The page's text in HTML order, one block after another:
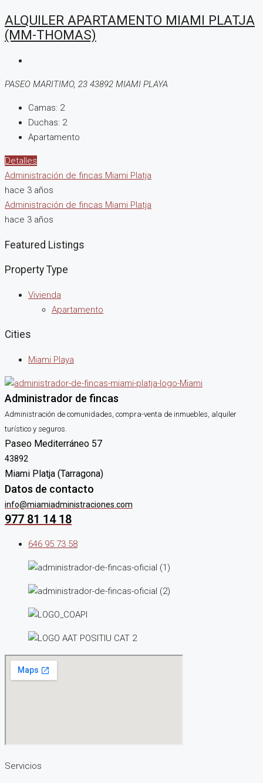
ALQUILER APARTAMENTO MIAMI PLATJA
(MM-THOMAS)
PASEO MARITIMO, 23 43892 MIAMI PLAYA
Camas: 2
Duchas: 2
Apartamento
Detalles
Administración de fincas Miami Platja
hace 3 años
Administración de fincas Miami Platja
hace 3 años
Featured Listings
Property Type
Vivienda
Apartamento
Cities
Miami Playa
Administrador de fincas
Administración de comunidades, compra-venta de inmuebles, alquiler
turístico y seguros.
Paseo Mediterráneo 57
43892
Miami Platja (Tarragona)
Datos de contacto
info@miamiadministraciones.com
977 81 14 18
646 95 73 58
Servicios